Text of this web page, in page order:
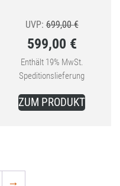
UVP: 699,00€
war:
699,00 €
599,00 €
Aktueller
Preis
ist:
Enthält 19% MwSt.
Speditionslieferung
ZUM PRODUKT
→